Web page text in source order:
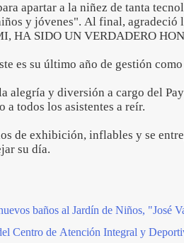
apartar a la niñez de tanta
y jóvenes". Al final, agradeció
HA SIDO UN VERDADERO
es su último año de gestión
alegría y diversión a cargo del
a todos los asistentes a reír.
de exhibición, inflables y se
su día.
baños al Jardín de Niños, "José
Centro de Atención Integral y